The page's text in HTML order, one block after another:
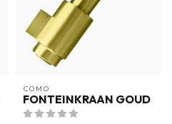
COMO
FONTEINKRAAN GOUD